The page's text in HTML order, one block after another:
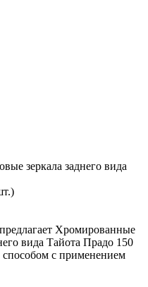
зеркала заднего вида
Хромированные
вида Тайота Прадо 150
способом с применением